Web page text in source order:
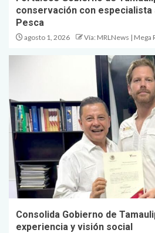
conservación con especialista
Pesca
agosto 1, 2026 Vía: MRLNews | Mega
Consolida Gobierno de
experiencia y visión social